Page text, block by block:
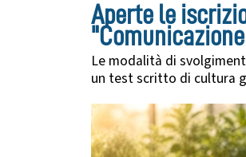
Aperte le
Le modalità di
un test scritto di cultura